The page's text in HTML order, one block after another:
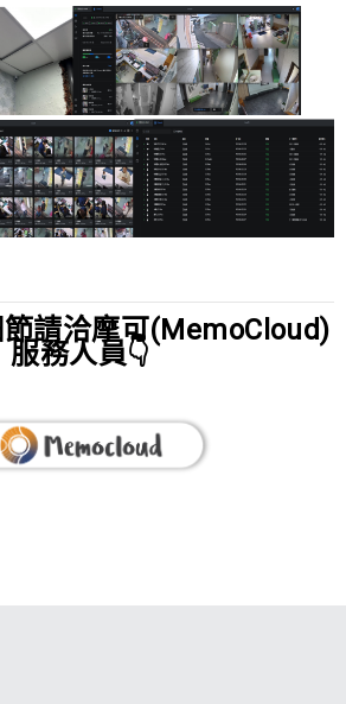
請洽摩可(MemoCloud)
服務人員👇